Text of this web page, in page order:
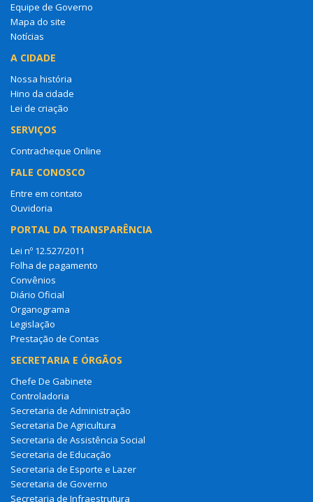
Equipe de Governo
Mapa do site
Notícias
A CIDADE
Nossa história
Hino da cidade
Lei de criação
SERVIÇOS
Contracheque Online
FALE CONOSCO
Entre em contato
Ouvidoria
PORTAL DA TRANSPARÊNCIA
Lei nº 12.527/2011
Folha de pagamento
Convênios
Diário Oficial
Organograma
Legislação
Prestação de Contas
SECRETARIA E ÓRGÃOS
Chefe De Gabinete
Controladoria
Secretaria de Administração
Secretaria De Agricultura
Secretaria de Assistência Social
Secretaria de Educação
Secretaria de Esporte e Lazer
Secretaria de Governo
Secretaria de Infraestrutura